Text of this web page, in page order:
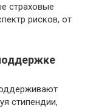
страховые
рисков, от
стипендии,